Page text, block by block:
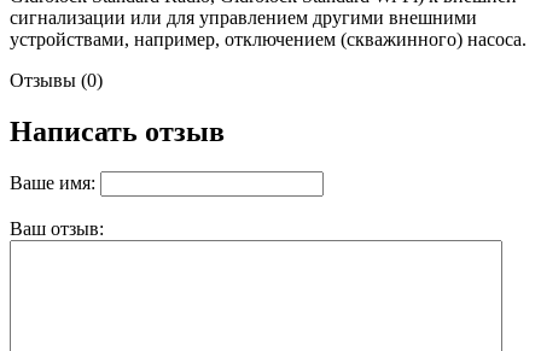
сигнализации или для управлением другими внешними
устройствами, например, отключением (скважинного) насоса.
Отзывы (0)
Написать отзыв
Ваше имя:
Ваш отзыв: